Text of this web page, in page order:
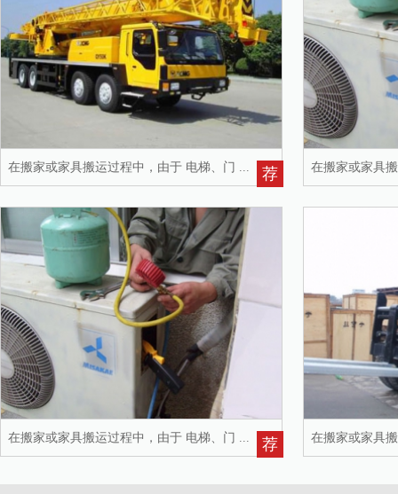
在搬家或家具搬运过程中，由于 电梯、门 ... 荐 在搬家或家具
在搬家或家具搬运过程中，由于 电梯、门 ... 荐 在搬家或家具